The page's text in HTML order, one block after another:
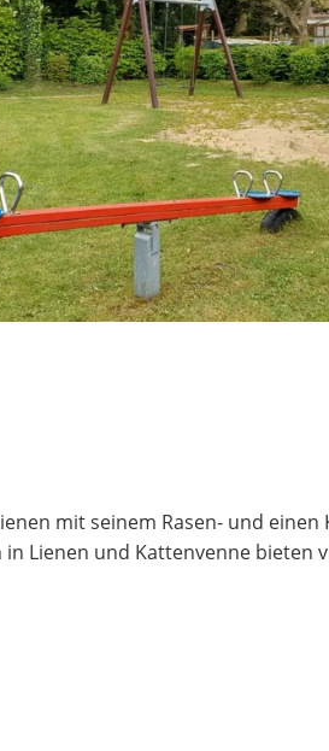
mit seinem Rasen- und einen
Lienen und Kattenvenne bieten